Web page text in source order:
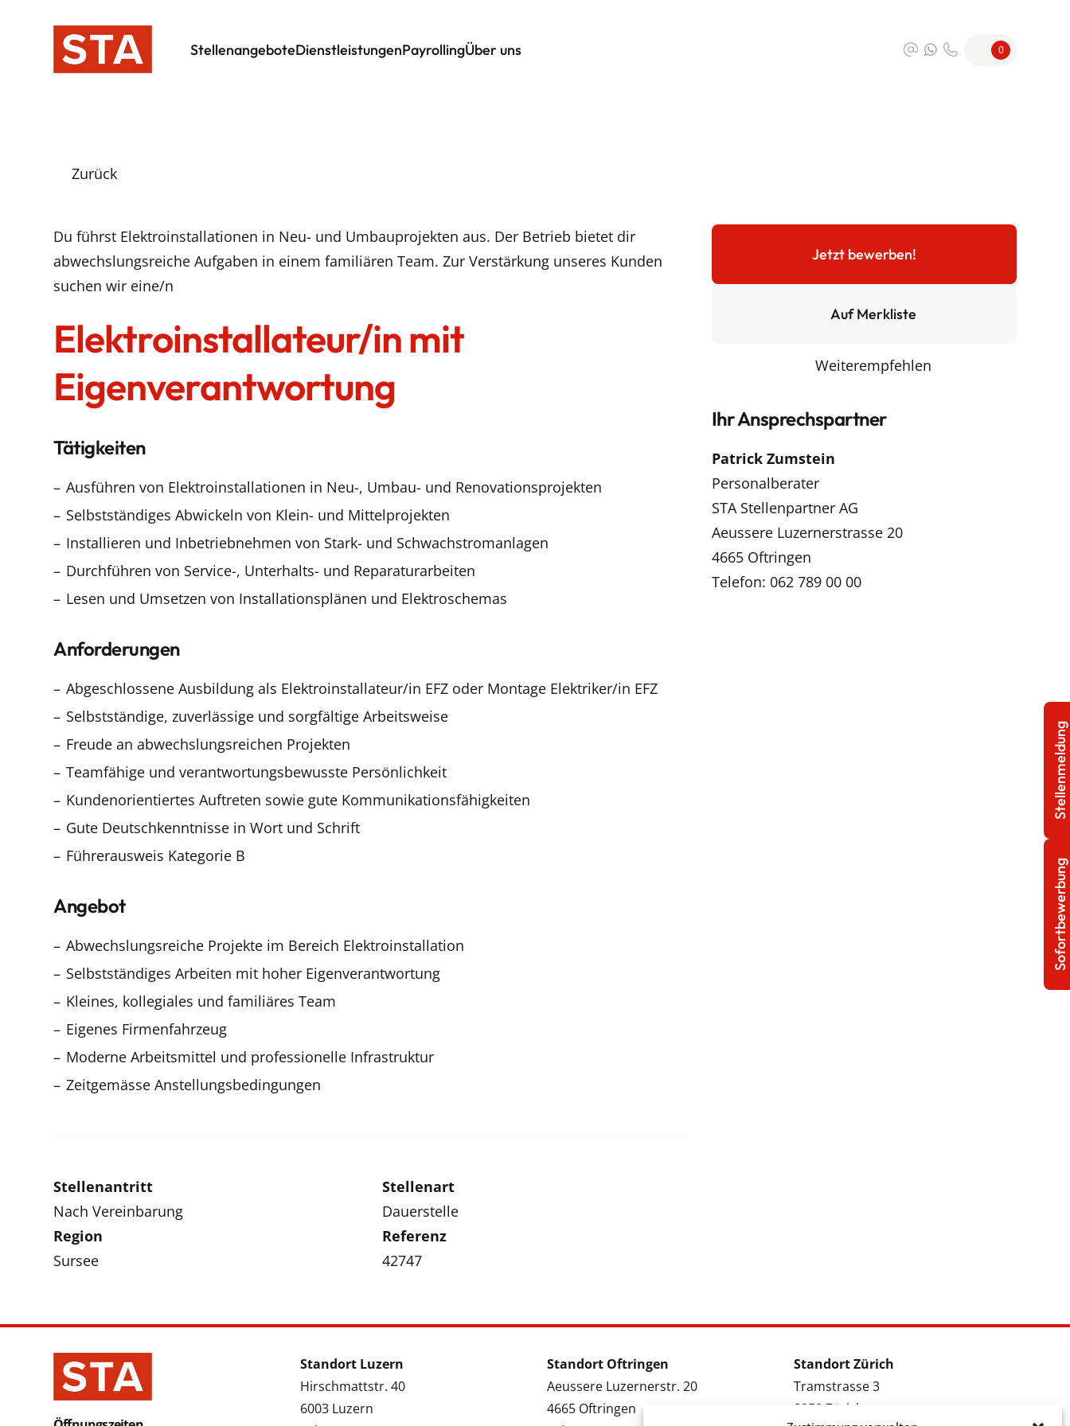
StellenangeboteDienstleistungenPayrollingÜber uns 0
Zurück
Du führst Elektroinstallationen in Neu- und Umbauprojekten aus. Der Betrieb bietet dir
abwechslungsreiche Aufgaben in einem familiären Team. Zur Verstärkung unseres Kunden
suchen wir eine/n
Elektroinstallateur/in mit
Eigenverantwortung
Tätigkeiten
Ausführen von Elektroinstallationen in Neu-, Umbau- und Renovationsprojekten
Selbstständiges Abwickeln von Klein- und Mittelprojekten
Installieren und Inbetriebnehmen von Stark- und Schwachstromanlagen
Durchführen von Service-, Unterhalts- und Reparaturarbeiten
Lesen und Umsetzen von Installationsplänen und Elektroschemas
Anforderungen
Abgeschlossene Ausbildung als Elektroinstallateur/in EFZ oder Montage Elektriker/in EFZ
Selbstständige, zuverlässige und sorgfältige Arbeitsweise
Freude an abwechslungsreichen Projekten
Teamfähige und verantwortungsbewusste Persönlichkeit
Kundenorientiertes Auftreten sowie gute Kommunikationsfähigkeiten
Gute Deutschkenntnisse in Wort und Schrift
Führerausweis Kategorie B
Angebot
Abwechslungsreiche Projekte im Bereich Elektroinstallation
Selbstständiges Arbeiten mit hoher Eigenverantwortung
Kleines, kollegiales und familiäres Team
Eigenes Firmenfahrzeug
Moderne Arbeitsmittel und professionelle Infrastruktur
Zeitgemässe Anstellungsbedingungen
Stellenantritt
Nach Vereinbarung
Stellenart
Dauerstelle
Region
Sursee
Referenz
42747
Jetzt bewerben!
Auf Merkliste
Weiterempfehlen
Ihr Ansprechspartner
Patrick Zumstein
Personalberater
STA Stellenpartner AG
Aeussere Luzernerstrasse 20
4665 Oftringen
Telefon: 062 789 00 00
Standort Luzern
Hirschmattstr. 40
6003 Luzern
Standort Oftringen
Aeussere Luzernerstr. 20
4665 Oftringen
Standort Zürich
Tramstrasse 3
8050 Zürich
Sofortbewerbung
Stellenmeldung